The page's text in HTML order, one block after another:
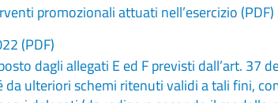
promozionali attuati nell’esercizio (PDF)
(PDF)
dagli allegati E ed F previsti dall’art. 37
ulteriori schemi ritenuti validi a tali fini,